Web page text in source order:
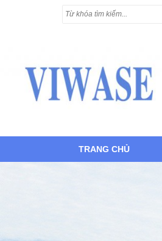
TRANG CHỦ